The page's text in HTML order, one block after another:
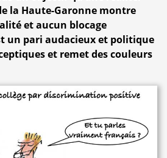
la Haute-Garonne montre
et aucun blocage
un pari audacieux et politique
et remet des couleurs